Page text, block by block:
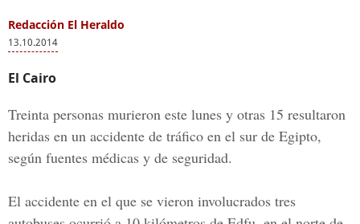
Redacción El Heraldo
13.10.2014
El Cairo
Treinta personas murieron este lunes y otras 15 resultaron
heridas en un accidente de tráfico en el sur de Egipto,
según fuentes médicas y de seguridad.
El accidente en el que se vieron involucrados tres